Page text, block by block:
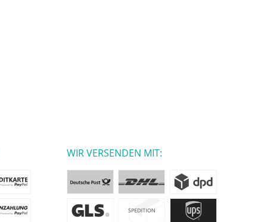
WIR VERSENDEN MIT: